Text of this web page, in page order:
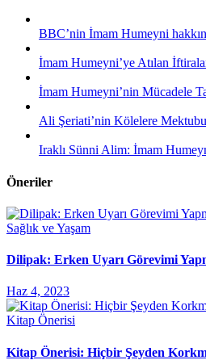
BBC’nin İmam Humeyni
İmam Humeyni’ye Atılan
İmam Humeyni’nin Mücadele
Ali Şeriati’nin Kölelere Mektubu
Iraklı Sünni Alim: İmam
Öneriler
Sağlık ve Yaşam
Dilipak: Erken Uyarı Görevimi
Haz 4, 2023
Kitap Önerisi
Kitap Önerisi: Hiçbir Şeyden